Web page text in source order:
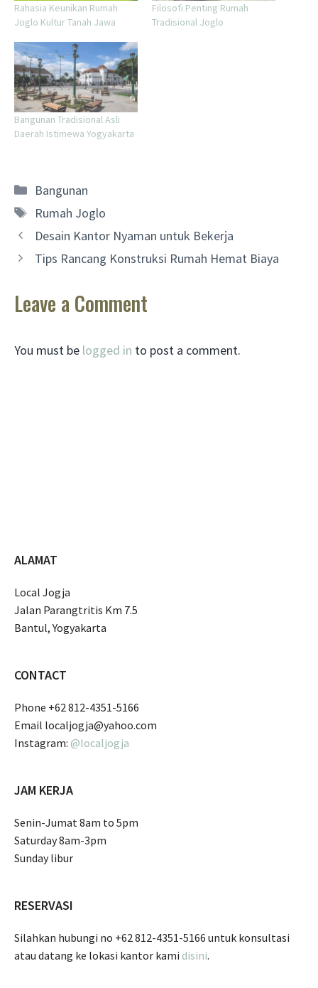
Rahasia Keunikan Rumah
Joglo Kultur Tanah Jawa
Filosofi Penting Rumah
Tradisional Joglo
Bangunan Tradisional Asli
Daerah Istimewa Yogyakarta
Categories
Bangunan
Tags
Rumah Joglo
Desain Kantor Nyaman untuk Bekerja
Tips Rancang Konstruksi Rumah Hemat Biaya
Leave a Comment
You must be logged in to post a comment.
ALAMAT
Local Jogja
Jalan Parangtritis Km 7.5
Bantul, Yogyakarta
CONTACT
Phone +62 812-4351-5166
Email localjogja@yahoo.com
Instagram: @localjogja
JAM KERJA
Senin-Jumat 8am to 5pm
Saturday 8am-3pm
Sunday libur
RESERVASI
Silahkan hubungi no +62 812-4351-5166 untuk konsultasi
atau datang ke lokasi kantor kami disini.